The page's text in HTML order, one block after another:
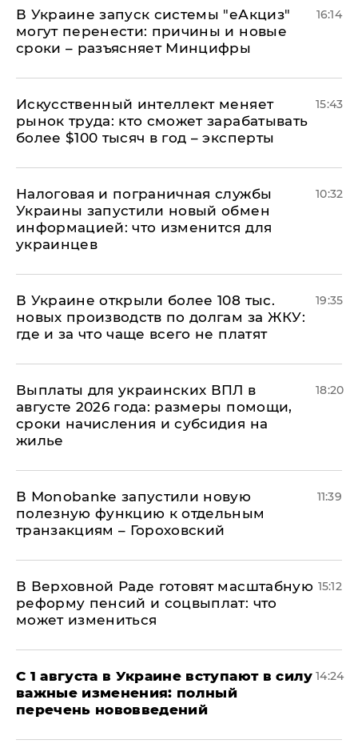
В Украине запуск системы "еАкциз"
могут перенести: причины и новые
сроки – разъясняет Минцифры
16:14
Искусственный интеллект меняет
рынок труда: кто сможет зарабатывать
более $100 тысяч в год – эксперты
15:43
Налоговая и пограничная службы
Украины запустили новый обмен
информацией: что изменится для
украинцев
10:32
В Украине открыли более 108 тыс.
новых производств по долгам за ЖКУ:
где и за что чаще всего не платят
19:35
Выплаты для украинских ВПЛ в
августе 2026 года: размеры помощи,
сроки начисления и субсидия на
жилье
18:20
В Мonobankе запустили новую
полезную функцию к отдельным
транзакциям – Гороховский
11:39
В Верховной Раде готовят масштабную
реформу пенсий и соцвыплат: что
может измениться
15:12
С 1 августа в Украине вступают в силу
важные изменения: полный
перечень нововведений
14:24